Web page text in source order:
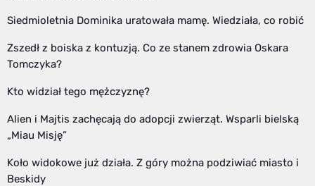
Siedmioletnia Dominika uratowała mamę. Wiedziała, co robić
Zszedł z boiska z kontuzją. Co ze stanem zdrowia Oskara
Tomczyka?
Kto widział tego mężczyznę?
Alien i Majtis zachęcają do adopcji zwierząt. Wsparli bielską
„Miau Misję”
Koło widokowe już działa. Z góry można podziwiać miasto i
Beskidy